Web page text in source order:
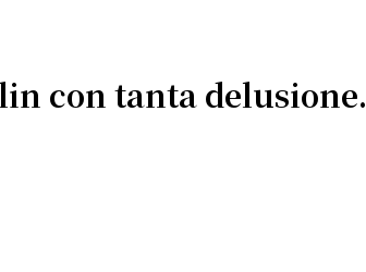
con tanta delusione.